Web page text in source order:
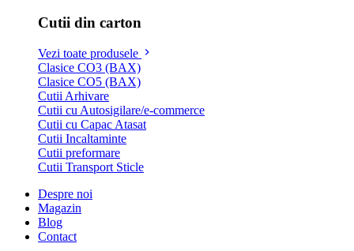
Cutii din carton
Vezi toate produsele
Clasice CO3 (BAX)
Clasice CO5 (BAX)
Cutii Arhivare
Cutii cu Autosigilare/e-commerce
Cutii cu Capac Atasat
Cutii Incaltaminte
Cutii preformare
Cutii Transport Sticle
Despre noi
Magazin
Blog
Contact